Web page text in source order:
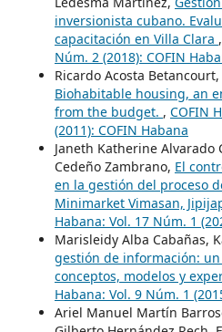
inversionista cubano.
capacitación en Villa Clara ,
Núm. 2 (2018): COFIN
Ricardo Acosta
Biohabitable housing, an
from the budget. , COFIN
(2011): COFIN Habana
Janeth Katherine Alvarado
Cedeño Zambrano, El
en la gestión del proceso
Minimarket Vimasan,
Habana: Vol. 17 Núm. 1
Marisleidy Alba Cabañas,
gestión de información:
conceptos, modelos y
Habana: Vol. 9 Núm. 1
Ariel Manuel Martín